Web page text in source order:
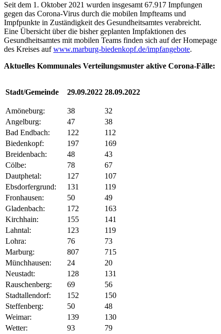
Seit dem 1. Oktober 2021 wurden insgesamt 67.917 Impfungen
gegen das Corona-Virus durch die mobilen Impfteams und
Impfpunkte in Zuständigkeit des Gesundheitsamtes verabreicht.
Eine Übersicht über die bisher geplanten Impfaktionen des
Gesundheitsamtes mit mobilen Teams finden sich auf der Homepage
des Kreises aufwww.marburg-biedenkopf.de/impfangebote.
Aktuelles Kommunales Verteilungsmuster aktive Corona-Fälle:
Stadt/Gemeinde 29.09.2022 28.09.2022
Amöneburg: 38
32
Angelburg:
47
38
Bad Endbach:
122
112
Biedenkopf:
197
169
Breidenbach:
48
43
Cölbe:
78
67
Dautphetal:
127
107
Ebsdorfergrund:
131
119
Fronhausen:
50
49
Gladenbach:
172
163
Kirchhain:
155
141
Lahntal:
123
119
Lohra:
76
73
Marburg:
807
715
Münchhausen:
24
20
Neustadt:
128
131
Rauschenberg:
69
56
Stadtallendorf:
152
150
Steffenberg:
50
48
Weimar:
139
130
Wetter:
93
79